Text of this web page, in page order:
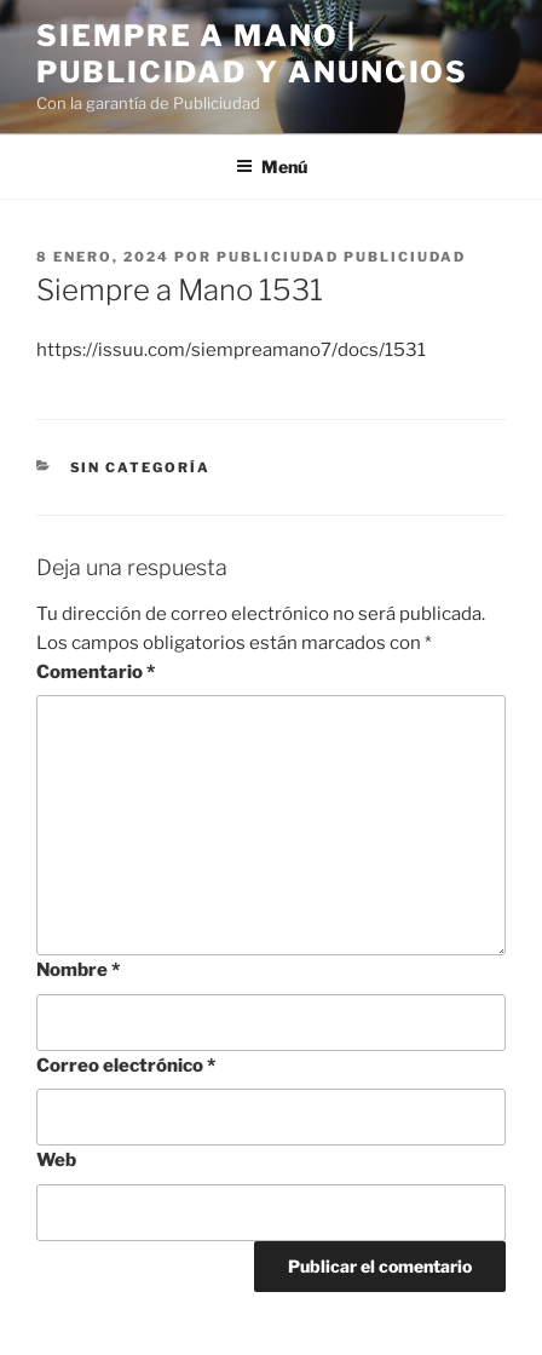
Saltar
contenido
SIEMPRE A MANO |
PUBLICIDAD Y ANUNCIOS
Con la garantía de Publiciudad
Menú
PUBLICADO
EL
8 ENERO, 2024 POR PUBLICIUDAD PUBLICIUDAD
Siempre a Mano 1531
https://issuu.com/siempreamano7/docs/1531
CATEGORÍAS
SIN CATEGORÍA
Deja una respuesta
Tu dirección de correo electrónico no será publicada.
Los campos obligatorios están marcados con *
Comentario*
Nombre*
Correo electrónico*
Web